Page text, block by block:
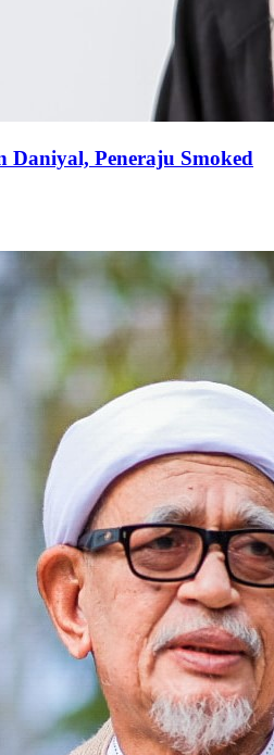
Daniyal, Peneraju Smoked